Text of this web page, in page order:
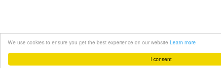
I consent
We use cookies to ensure you get the best experience on our website Learn more